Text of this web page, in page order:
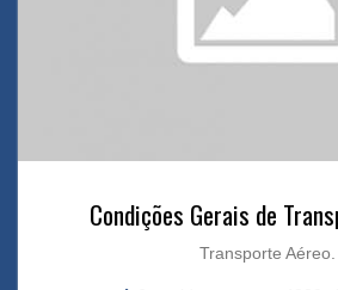
Condições Gerais de
Transporte Aéreo.